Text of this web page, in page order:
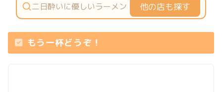
他の店も探す
もう一杯どうぞ！